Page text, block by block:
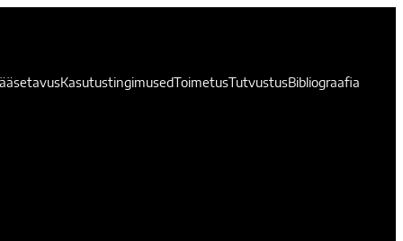
KasutustingimusedToimetusTutvustusBibliograafia